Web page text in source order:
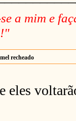
a mim e
recheado
eles